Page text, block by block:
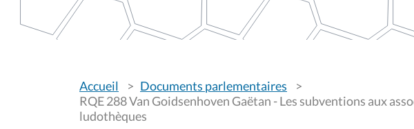
o
u
s
ê
Accueil
Documents parlementaires
RQE 288 Van Goidsenhoven Gaëtan - Les subventions aux
ludothèques